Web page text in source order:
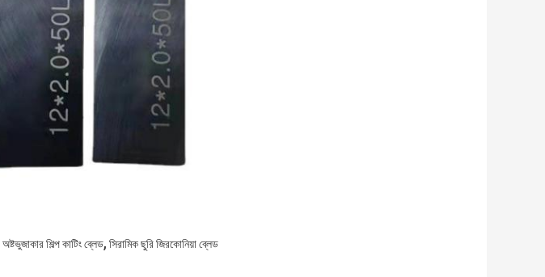
অষ্টভুজাকার শিল্প কাটিং ব্লেড, সিরামিক ছুরি জিরকোনিয়া ব্লেড